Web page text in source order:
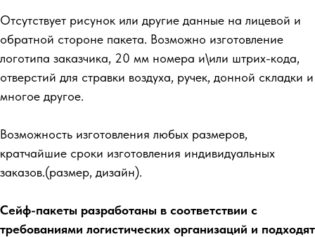
Отсутствует рисунок или другие данные на лицевой и
обратной стороне пакета. Возможно изготовление
логотипа заказчика, 20 мм номера и\или штрих-кода,
отверстий для стравки воздуха, ручек, донной складки и
многое другое.
Возможность изготовления любых размеров,
кратчайшие сроки изготовления индивидуальных
заказов.(размер, дизайн).
Сейф-пакеты разработаны в соответствии с
требованиями логистических организаций и подходят